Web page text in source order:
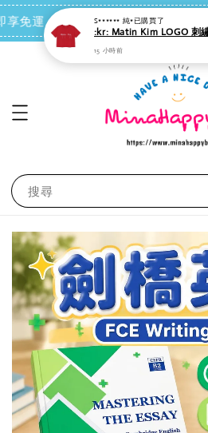
免運（台灣離島地區除外）
搜尋